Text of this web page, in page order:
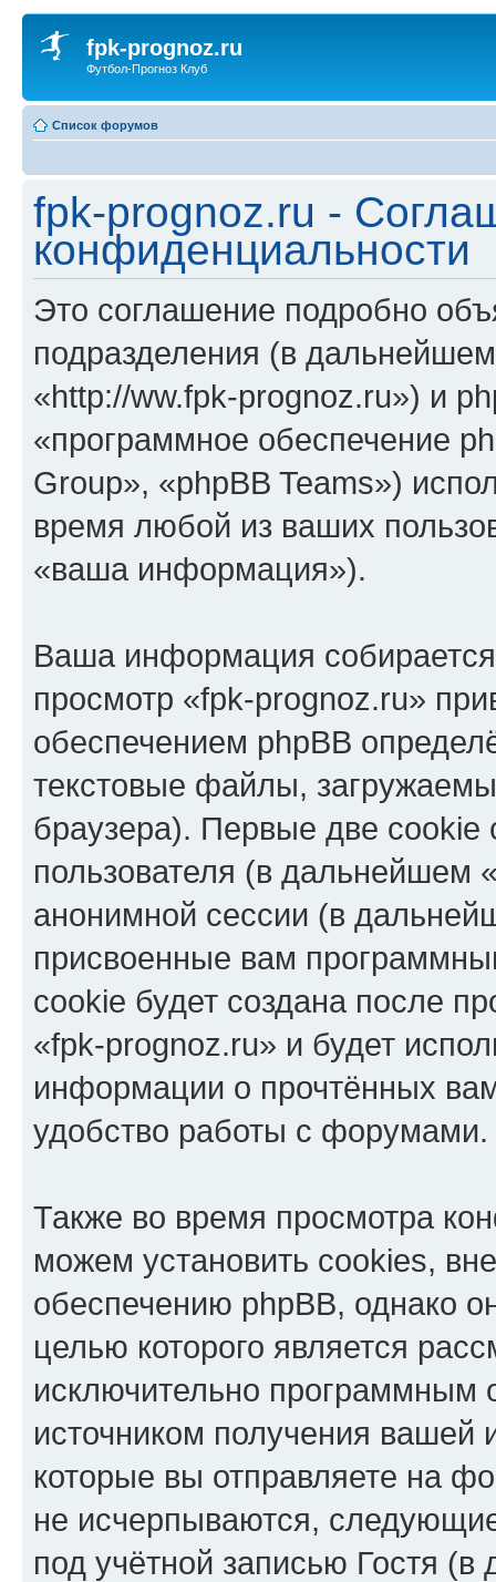
fpk-prognoz.ru
Футбол-Прогноз Клуб
Список форумов
fpk-prognoz.ru -
конфиденциальности
Это соглашение подробно
подразделения (в
«http://ww.fpk-prognoz.ru») и
«программное обеспечение
Group», «phpBB Teams»)
время любой из ваших
«ваша информация»).
Ваша информация
просмотр «fpk-prognoz.ru»
обеспечением phpBB
текстовые файлы,
браузера). Первые две cookie
пользователя (в дальнейшем
анонимной сессии (в
присвоенные вам
cookie будет создана после
«fpk-prognoz.ru» и будет
информации о прочтённых
удобство работы с форумами.
Также во время просмотра
можем установить cookies,
обеспечению phpBB, однако
целью которого является
исключительно программным
источником получения
которые вы отправляете на
не исчерпываются,
под учётной записью Гостя